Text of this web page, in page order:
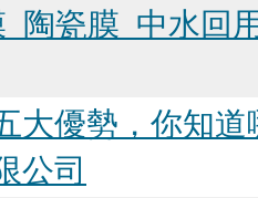
陶瓷膜_中水回
大優勢，你知
公司